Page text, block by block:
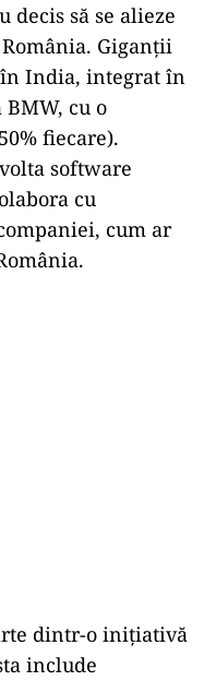
decis să se alieze
Giganții
India, integrat în
cu o
fiecare).
software
cu
cum ar
dintr-o inițiativă
include